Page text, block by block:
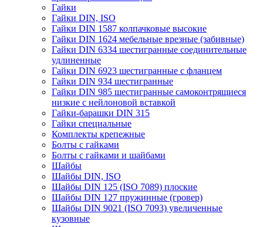
Гайки
Гайки DIN, ISO
Гайки DIN 1587 колпачковые высокие
Гайки DIN 1624 мебельные врезные (забивные)
Гайки DIN 6334 шестигранные соединительные
удлиненные
Гайки DIN 6923 шестигранные с фланцем
Гайки DIN 934 шестигранные
Гайки DIN 985 шестигранные самоконтрящиеся
низкие с нейлоновой вставкой
Гайки-барашки DIN 315
Гайки специальные
Комплекты крепежные
Болты с гайками
Болты с гайками и шайбами
Шайбы
Шайбы DIN, ISO
Шайбы DIN 125 (ISO 7089) плоские
Шайбы DIN 127 пружинные (гровер)
Шайбы DIN 9021 (ISO 7093) увеличенные
кузовные